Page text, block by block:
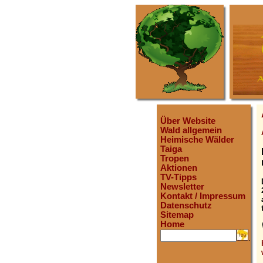
Über Website
Wald allgemein
Heimische Wälder
Taiga
Tropen
Aktionen
TV-Tipps
Newsletter
Kontakt / Impressum
Datenschutz
Sitemap
Home
.